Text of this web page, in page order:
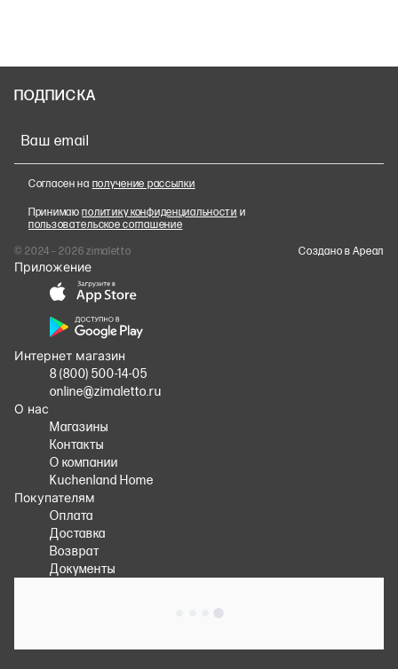
ПОДПИСКА
Ваш email
Согласен на получение рассылки
Принимаюполитику конфиденциальности и
пользовательское соглашение
© 2024 – 2026 zimaletto
Cоздано в Ареал
Приложение
Интернет магазин
8 (800) 500-14-05
online@zimaletto.ru
О нас
Магазины
Контакты
О компании
Kuchenland Home
Покупателям
Оплата
Доставка
Возврат
Документы